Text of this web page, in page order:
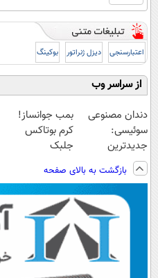
اعتبارسنجی دیزل ژنراتور بوکینگ
از سراسر وب
دندان مصنوعی
سوئیسی:
جدیدترین
فناوری اروپا،
سبک و مقاوم |
پرداخت قسطی
بمب جوانساز!
کرم بوتاکس
جلبک
بازگشت به بالای صفحه